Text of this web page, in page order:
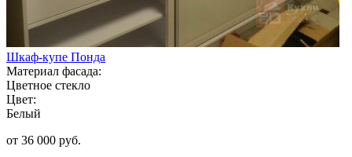
Шкаф-купе Понда
Материал фасада:
Цветное стекло
Цвет:
Белый
от 36 000 руб.